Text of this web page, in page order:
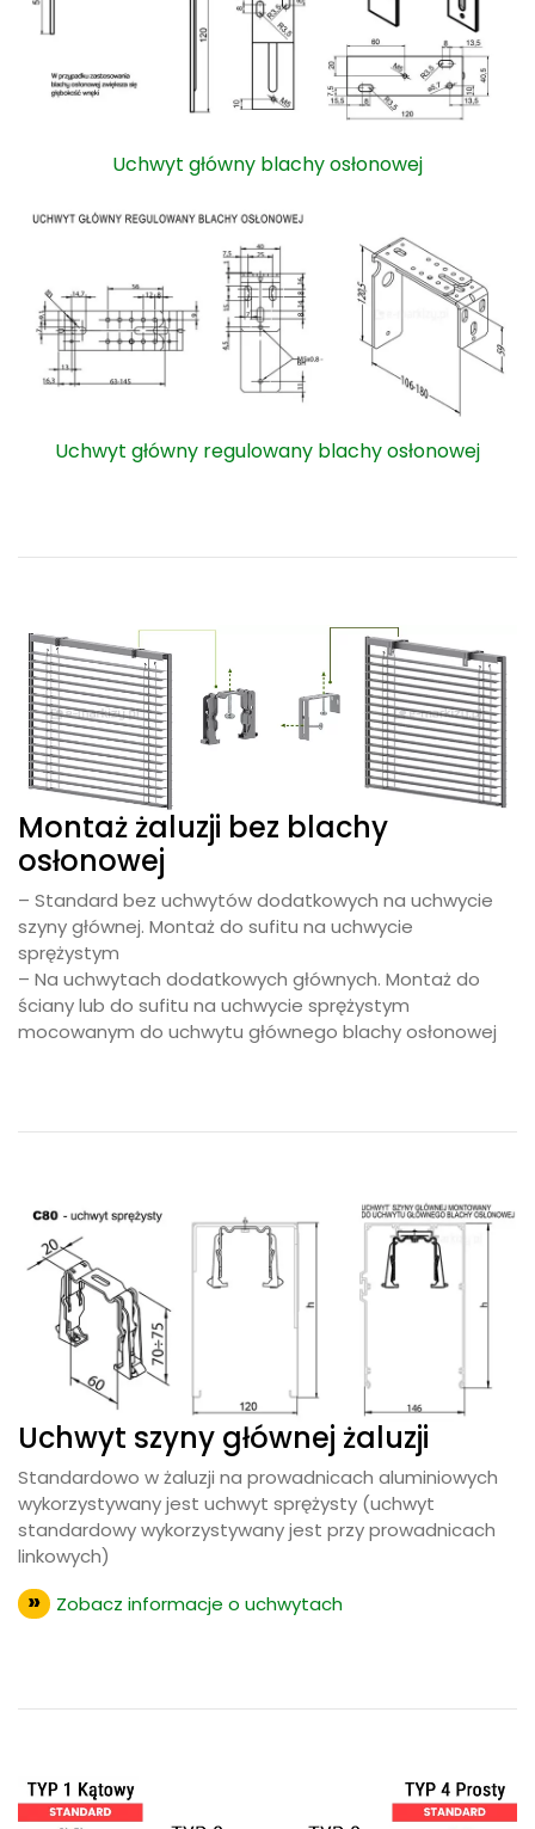
Uchwyt główny blachy osłonowej
Uchwyt główny regulowany blachy osłonowej
Montaż żaluzji bez blachy
osłonowej
– Standard bez uchwytów dodatkowych na uchwycie
szyny głównej. Montaż do sufitu na uchwycie
sprężystym
– Na uchwytach dodatkowych głównych. Montaż do
ściany lub do sufitu na uchwycie sprężystym
mocowanym do uchwytu głównego blachy osłonowej
Uchwyt szyny głównej żaluzji
Standardowo w żaluzji na prowadnicach aluminiowych
wykorzystywany jest uchwyt sprężysty (uchwyt
standardowy wykorzystywany jest przy prowadnicach
linkowych)
Zobacz informacje o uchwytach